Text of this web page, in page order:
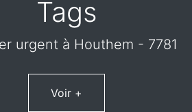
Tags
urgent à Houthem - 7781
Voir +